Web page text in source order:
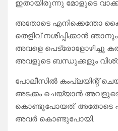
ഇതായിരുന്നു മോളുടെ
അതോടെ എനിക്കെന്തോ
തെളിവ് നശിപ്പിക്കാൻ
അവളെ പെട്രോളോഴിച്ചു
അവളുടെ ബന്ധുക്കളും
പോലീസിൽ കംപ്ലയിന്റ്
അടക്കം ചെയ്യാൻ അവളുടെ
കൊണ്ടുപോയത്. അതോടെ
അവർ കൊണ്ടുപോയി.